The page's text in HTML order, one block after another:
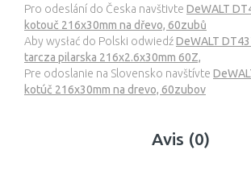
Pro odeslání do Česka navštivte DeWALT
kotouč 216x30mm na dřevo, 60zubů
Aby wysłać do Polski odwiedźDeWALT
tarcza pilarska 216x2.6x30mm 60Z,
Pre odoslanie na Slovensko navštívte
kotúč 216x30mm na drevo, 60zubov
Avis (0)